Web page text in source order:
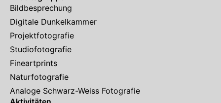
Bildbesprechung
Digitale Dunkelkammer
Projektfotografie
Studiofotografie
Fineartprints
Naturfotografie
Analoge Schwarz-Weiss Fotografie